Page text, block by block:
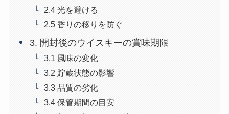
2.4 光を避ける
2.5 香りの移りを防ぐ
3. 開封後のウイスキーの賞味期限
3.1 風味の変化
3.2 貯蔵状態の影響
3.3 品質の劣化
3.4 保管期間の目安